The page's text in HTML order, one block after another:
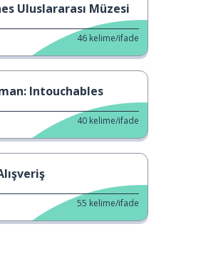
Uluslararası Müzesi
46 kelime/ifade
Intouchables
40 kelime/ifade
55 kelime/ifade